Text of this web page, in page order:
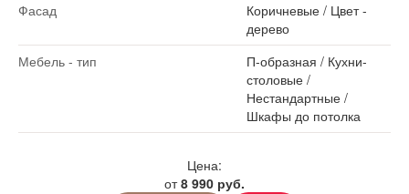
Фасад
Коричневые/ Цвет -
дерево
Мебель - тип
П-образная / Кухни-
столовые/
Нестандартные/
Шкафы до потолка
Цена:
от8 990 руб.